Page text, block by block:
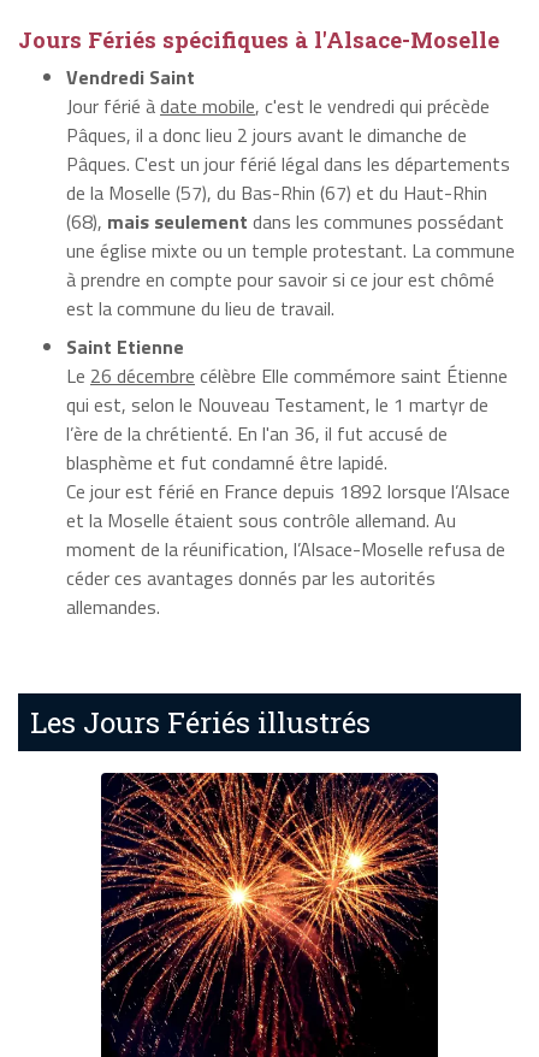
Jours Fériés spécifiques à l'Alsace-Moselle
Vendredi Saint
Jour férié àdate mobile, c'est le vendredi qui précède
Pâques, il a donc lieu 2 jours avant le dimanche de
Pâques. C'est un jour férié légal dans les départements
de la Moselle (57), du Bas-Rhin (67) et du Haut-Rhin
(68), mais seulement dans les communes possédant
une église mixte ou un temple protestant. La commune
à prendre en compte pour savoir si ce jour est chômé
est la commune du lieu de travail.
Saint Etienne
Le 26 décembre célèbre Elle commémore saint Étienne
qui est, selon le Nouveau Testament, le 1 martyr de
l’ère de la chrétienté. En l'an 36, il fut accusé de
blasphème et fut condamné être lapidé.
Ce jour est férié en France depuis 1892 lorsque l’Alsace
et la Moselle étaient sous contrôle allemand. Au
moment de la réunification, l’Alsace-Moselle refusa de
céder ces avantages donnés par les autorités
allemandes.
Les Jours Fériés illustrés